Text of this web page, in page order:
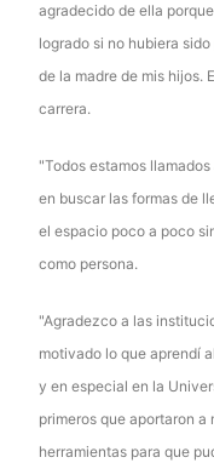
agradecido de ella
logrado si no hubiera
de la madre de mis hijos.
carrera.
"Todos estamos
en buscar las formas de
el espacio poco a poco
como persona.
"Agradezco a las
motivado lo que aprendí
y en especial en la
primeros que aportaron
herramientas para que